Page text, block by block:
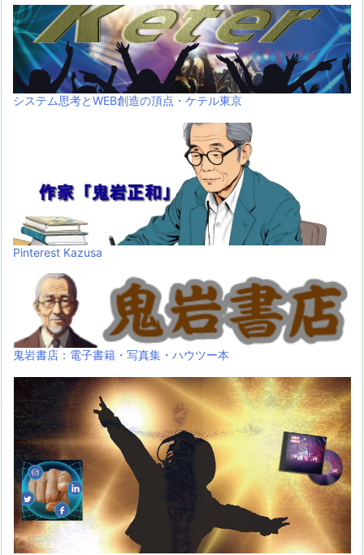
システム思考とWEB創造の頂点・ケテル東京
Pinterest Kazusa
鬼岩書店：電子書籍・写真集・ハウツー本